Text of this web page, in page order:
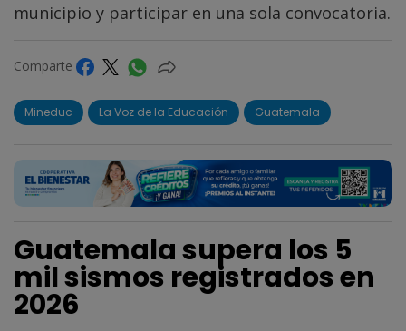
municipio y participar en una sola convocatoria.
Comparte
Mineduc La Voz de la Educación Guatemala
Guatemala supera los 5
mil sismos registrados en
2026